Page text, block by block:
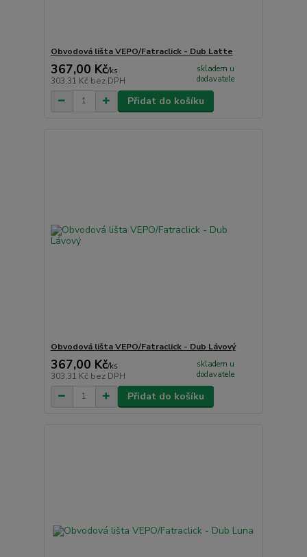
Obvodová lišta VEPO/Fatraclick - Dub Latte
367,00 Kč/ks
303,31 Kč bez DPH
skladem u
dodavatele
Přidat do košíku
Obvodová lišta VEPO/Fatraclick - Dub Lávový
367,00 Kč/ks
303,31 Kč bez DPH
skladem u
dodavatele
Přidat do košíku